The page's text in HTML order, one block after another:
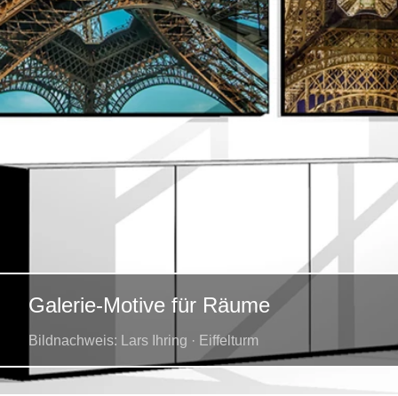
Galerie-Motive für Räume
Bildnachweis: Lars Ihring · Eiffelturm